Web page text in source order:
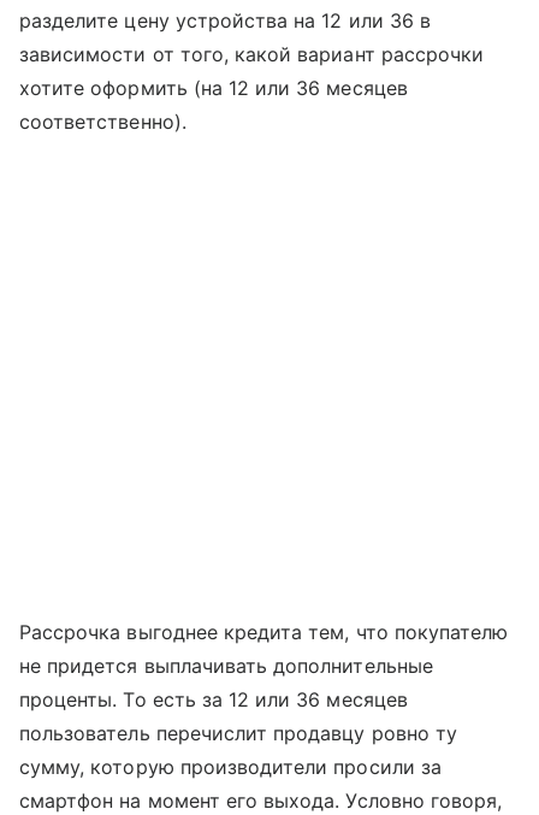
разделите цену устройства на 12 или 36 в
зависимости от того, какой вариант рассрочки
хотите оформить (на 12 или 36 месяцев
соответственно).
Рассрочка выгоднее кредита тем, что покупателю
не придется выплачивать дополнительные
проценты. То есть за 12 или 36 месяцев
пользователь перечислит продавцу ровно ту
сумму, которую производители просили за
смартфон на момент его выхода. Условно говоря,